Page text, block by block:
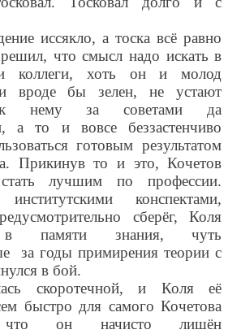
иссякло, а тоска всё равно
что смысл надо искать в
коллеги, хоть он и молод
и вроде бы зелен, не устают
к нему за советами да
а то и вовсе беззастенчиво
готовым результатом
Прикинув то и это, Кочетов
стать лучшим по профессии.
конспектами,
сберёг, Коля
в памяти знания, чуть
за годы примирения теории с
в бой.
скоротечной, и Коля её
быстро для самого Кочетова
что он начисто лишён